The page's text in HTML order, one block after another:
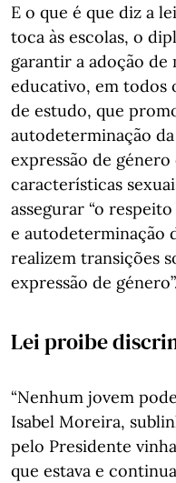
E o que é que diz a
toca às escolas, o
garantir a adoção de
educativo, em todos
de estudo, que
autodeterminação
expressão de
características
assegurar “o
e autodeterminação
realizem transições
expressão de
Lei proibe
“Nenhum jovem
Isabel Moreira,
pelo Presidente
que estava e